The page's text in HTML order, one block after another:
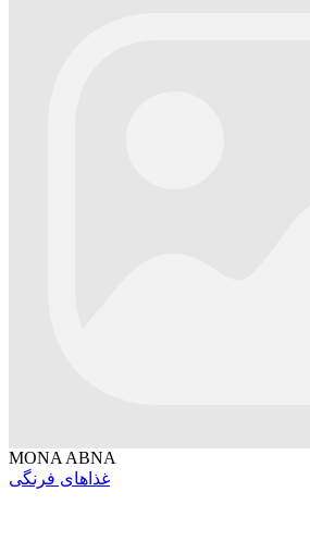
MONA ABNA
غذاهای فرنگی